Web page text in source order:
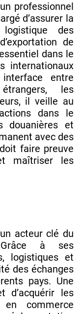
professionnel
d’assurer la
des
de
dans le
internationaux
entre
les
il veille au
dans le
douanières et
avec des
faire preuve
maîtriser les
acteur clé du
Grâce à ses
logistiques et
des échanges
pays. Une
d’acquérir les
en commerce